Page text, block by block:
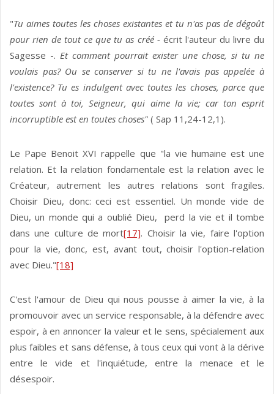
"Tu aimes toutes les choses existantes et tu n'as pas de dégoût
pour rien de tout ce que tu as créé - écrit l'auteur du livre du
Sagesse -. Et comment pourrait exister une chose, si tu ne
voulais pas? Ou se conserver si tu ne l'avais pas appelée à
l'existence? Tu es indulgent avec toutes les choses, parce que
toutes sont à toi, Seigneur, qui aime la vie; car ton esprit
incorruptible est en toutes choses" ( Sap 11,24-12,1).
Le Pape Benoit XVI rappelle que "la vie humaine est une
relation. Et la relation fondamentale est la relation avec le
Créateur, autrement les autres relations sont fragiles.
Choisir Dieu, donc: ceci est essentiel. Un monde vide de
Dieu, un monde qui a oublié Dieu, perd la vie et il tombe
dans une culture de mort[17]. Choisir la vie, faire l'option
pour la vie, donc, est, avant tout, choisir l'option-relation
avec Dieu."[18]
C'est l'amour de Dieu qui nous pousse à aimer la vie, à la
promouvoir avec un service responsable, à la défendre avec
espoir, à en annoncer la valeur et le sens, spécialement aux
plus faibles et sans défense, à tous ceux qui vont à la dérive
entre le vide et l'inquiétude, entre la menace et le
désespoir.